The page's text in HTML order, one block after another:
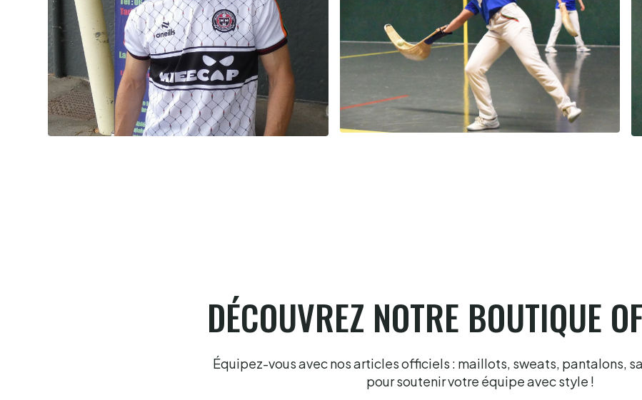
DÉCOUVREZ NOTRE BOUTIQUE
Équipez-vous avec nos articles officiels : maillots, sweats, pantalons,
pour soutenir votre équipe avec style !